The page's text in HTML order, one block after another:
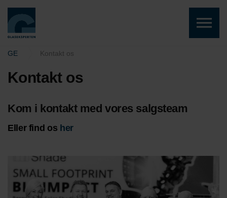
GE Kontakt os
Kontakt os
Kom i kontakt med vores salgsteam
Eller find os her